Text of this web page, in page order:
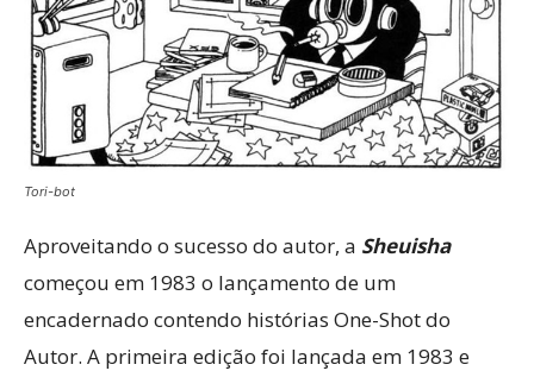
Tori-bot
Aproveitando o sucesso do autor, a Sheuisha
começou em 1983 o lançamento de um
encadernado contendo histórias One-Shot do
Autor. A primeira edição foi lançada em 1983 e